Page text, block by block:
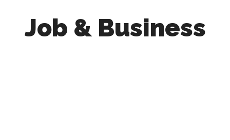
Job & Business